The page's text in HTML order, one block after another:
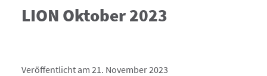
LION Oktober 2023
Veröffentlicht am 21. November 2023